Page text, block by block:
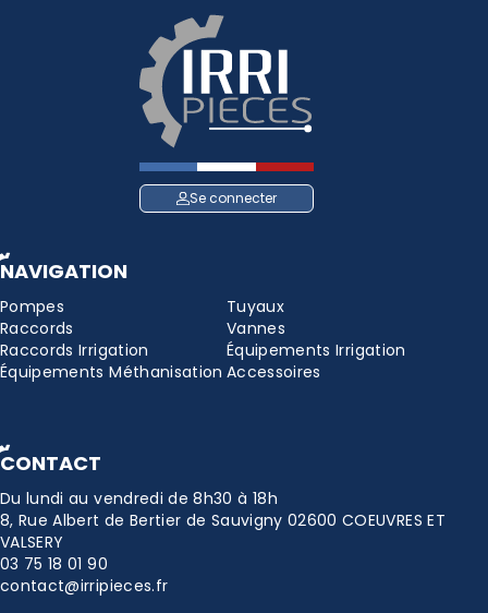
Se connecter
NAVIGATION
Pompes
Tuyaux
Raccords
Vannes
Raccords Irrigation
Équipements Irrigation
Équipements Méthanisation Accessoires
CONTACT
Du lundi au vendredi de 8h30 à 18h
8, Rue Albert de Bertier de Sauvigny 02600 COEUVRES ET
VALSERY
03 75 18 01 90
contact@irripieces.fr